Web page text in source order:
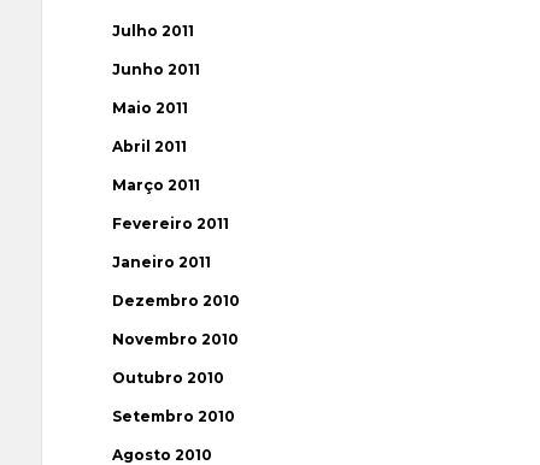
Julho 2011
Junho 2011
Maio 2011
Abril 2011
Março 2011
Fevereiro 2011
Janeiro 2011
Dezembro 2010
Novembro 2010
Outubro 2010
Setembro 2010
Agosto 2010